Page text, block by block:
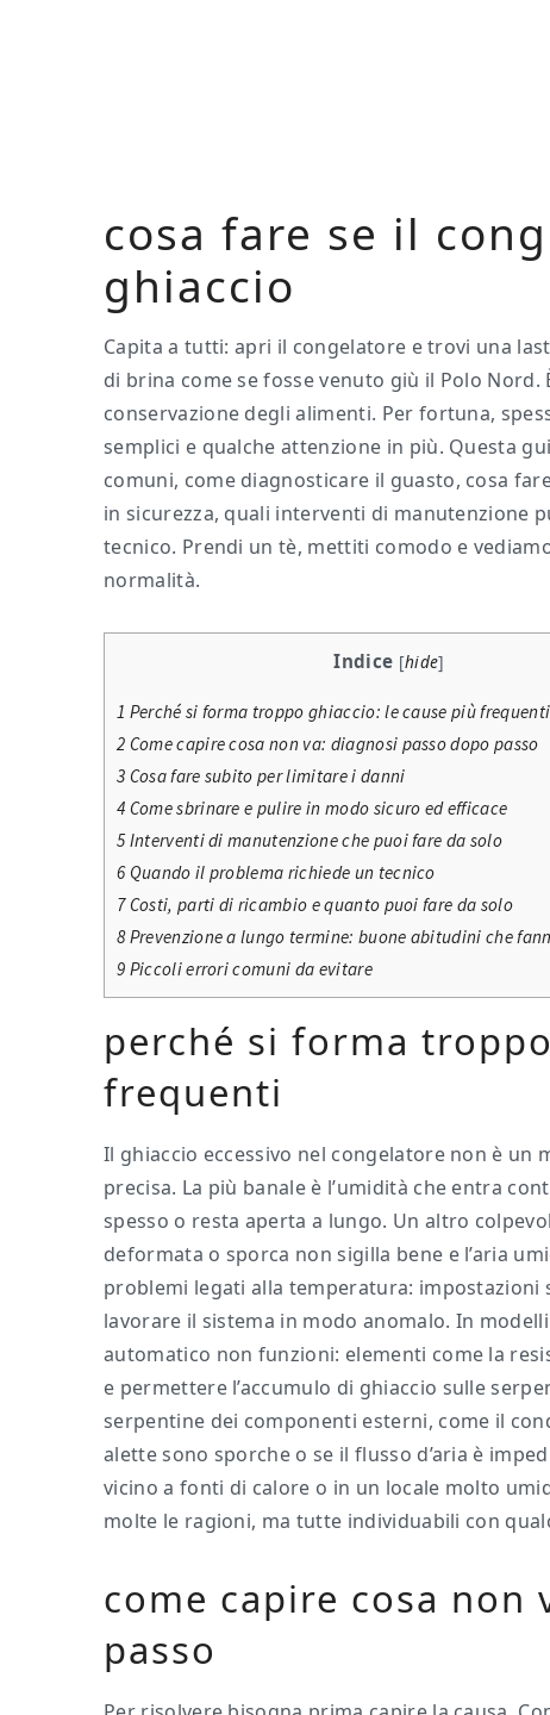
cosa fare se il
ghiaccio​​
Capita a tutti: apri il congelatore e trovi una
di brina come se fosse venuto giù il Polo
conservazione degli alimenti. Per fortuna,
semplici e qualche attenzione in più. Questa
comuni, come diagnosticare il guasto, cosa
in sicurezza, quali interventi di manutenzione
tecnico. Prendi un tè, mettiti comodo e
normalità.
Indice [hide]
1 Perché si forma troppo ghiaccio: le cause più frequenti
2 Come capire cosa non va: diagnosi passo dopo passo
3 Cosa fare subito per limitare i danni
4 Come sbrinare e pulire in modo sicuro ed efficace
5Interventi di manutenzione che puoi fare da solo
6Quando il problema richiede un tecnico
7Costi, parti di ricambio e quanto puoi fare da solo
8Prevenzione a lungo termine: buone abitudini che
9 Piccoli errori comuni da evitare
perché si forma
frequenti
Il ghiaccio eccessivo nel congelatore non è un
precisa. La più banale è l’umidità che entra
spesso o resta aperta a lungo. Un altro
deformata o sporca non sigilla bene e l’aria
problemi legati alla temperatura:
lavorare il sistema in modo anomalo. In
automatico non funzioni: elementi come la
e permettere l’accumulo di ghiaccio sulle
serpentine dei componenti esterni, come il
alette sono sporche o se il flusso d’aria è
vicino a fonti di calore o in un locale molto
molte le ragioni, ma tutte individuabili con
come capire cosa non
passo